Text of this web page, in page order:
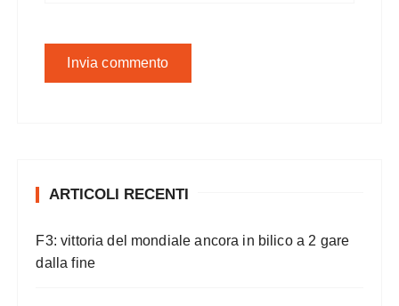
ARTICOLI RECENTI
F3: vittoria del mondiale ancora in bilico a 2 gare
dalla fine